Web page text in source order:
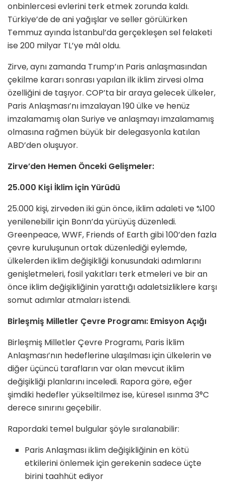
onbinlercesi evlerini terk etmek zorunda kaldı.
Türkiye’de de ani yağışlar ve seller görülürken
Temmuz ayında İstanbul’da gerçekleşen sel felaketi
ise 200 milyar TL’ye mâl oldu.
Zirve, aynı zamanda Trump’ın Paris anlaşmasından
çekilme kararı sonrası yapılan ilk iklim zirvesi olma
özelliğini de taşıyor. COP’ta bir araya gelecek ülkeler,
Paris Anlaşması’nı imzalayan 190 ülke ve henüz
imzalamamış olan Suriye ve anlaşmayı imzalamamış
olmasına rağmen büyük bir delegasyonla katılan
ABD’den oluşuyor.
Zirve’den Hemen Önceki Gelişmeler:
25.000 Kişi İklim için Yürüdü
25.000 kişi, zirveden iki gün önce, iklim adaleti ve %100
yenilenebilir için Bonn’da yürüyüş düzenledi.
Greenpeace, WWF, Friends of Earth gibi 100’den fazla
çevre kuruluşunun ortak düzenlediği eylemde,
ülkelerden iklim değişikliği konusundaki adımlarını
genişletmeleri, fosil yakıtları terk etmeleri ve bir an
önce iklim değişikliğinin yarattığı adaletsizliklere karşı
somut adımlar atmaları istendi.
Birleşmiş Milletler Çevre Programı: Emisyon Açığı
Birleşmiş Milletler Çevre Programı, Paris İklim
Anlaşması’nın hedeflerine ulaşılması için ülkelerin ve
diğer üçüncü tarafların var olan mevcut iklim
değişikliği planlarını inceledi. Rapora göre, eğer
şimdiki hedefler yükseltilmez ise, küresel ısınma 3°C
derece sınırını geçebilir.
Rapordaki temel bulgular şöyle sıralanabilir:
Paris Anlaşması iklim değişikliğinin en kötü
etkilerini önlemek için gerekenin sadece üçte
birini taahhüt ediyor